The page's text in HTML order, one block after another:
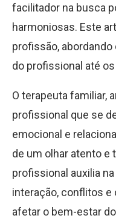
facilitador na busca
harmoniosas. Este
profissão,
do profissional até
O terapeuta familiar,
profissional que se
emocional e
de um olhar atento e
profissional auxilia
interação, conflitos
afetar o bem-estar